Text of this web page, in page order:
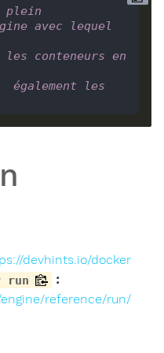
plein
avec lequel
conteneurs en
également les
devhints.io/docker
run
:
reference/run/